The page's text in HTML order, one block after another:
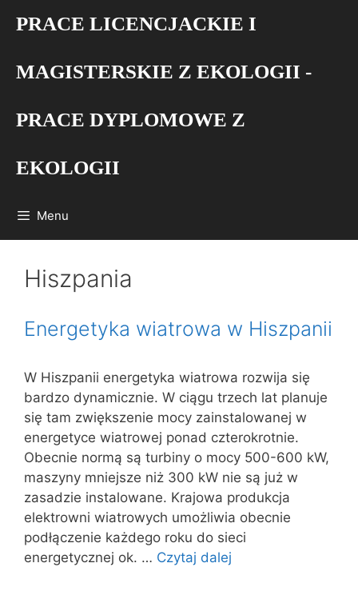
PRACE LICENCJACKIE I
MAGISTERSKIE Z EKOLOGII -
PRACE DYPLOMOWE Z
EKOLOGII
Menu
Hiszpania
Energetyka wiatrowa w Hiszpanii
W Hiszpanii energetyka wiatrowa rozwija się
bardzo dynamicznie. W ciągu trzech lat planuje
się tam zwiększenie mocy zainstalowanej w
energetyce wiatrowej ponad czterokrotnie.
Obecnie normą są turbiny o mocy 500-600 kW,
maszyny mniejsze niż 300 kW nie są już w
zasadzie instalowane. Krajowa produkcja
elektrowni wiatrowych umożliwia obecnie
podłączenie każdego roku do sieci
energetycznej ok. … Czytaj dalej